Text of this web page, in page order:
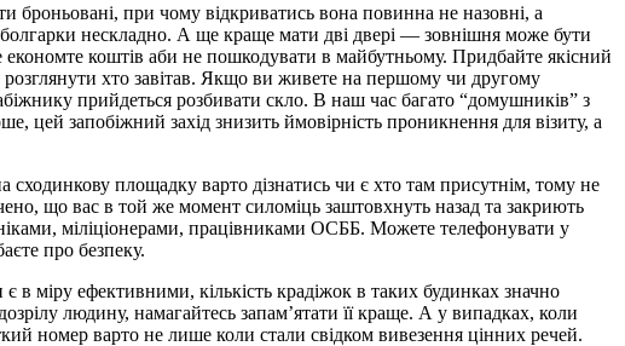
броньовані, при чому відкриватись вона повинна не назовні, а
нескладно. А ще краще мати дві двері — зовнішня може бути
коштів аби не пошкодувати в майбутньому. Придбайте якісний
розглянути хто завітав. Якщо ви живете на першому чи другому
прийдеться розбивати скло. В наш час багато “домушників” з
цей запобіжний захід знизить ймовірність проникнення для візиту, а
сходинкову площадку варто дізнатись чи є хто там присутнім, тому не
що вас в той же момент силоміць заштовхнуть назад та закриють
міліціонерами, працівниками ОСББ. Можете телефонувати у
про безпеку.
є в міру ефективними, кількість крадіжок в таких будинках значно
людину, намагайтесь запам’ятати її краще. А у випадках, коли
номер варто не лише коли стали свідком вивезення цінних речей.